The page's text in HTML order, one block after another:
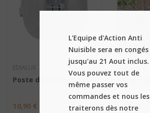
EDIALUX
10,90 € 6,50 €
L'Equipe d'Action Anti
Nuisible sera en congés
jusqu'au 21 Aout inclus.
Vous pouvez tout de
même passer vos
commandes et nous les
traiterons dès notre